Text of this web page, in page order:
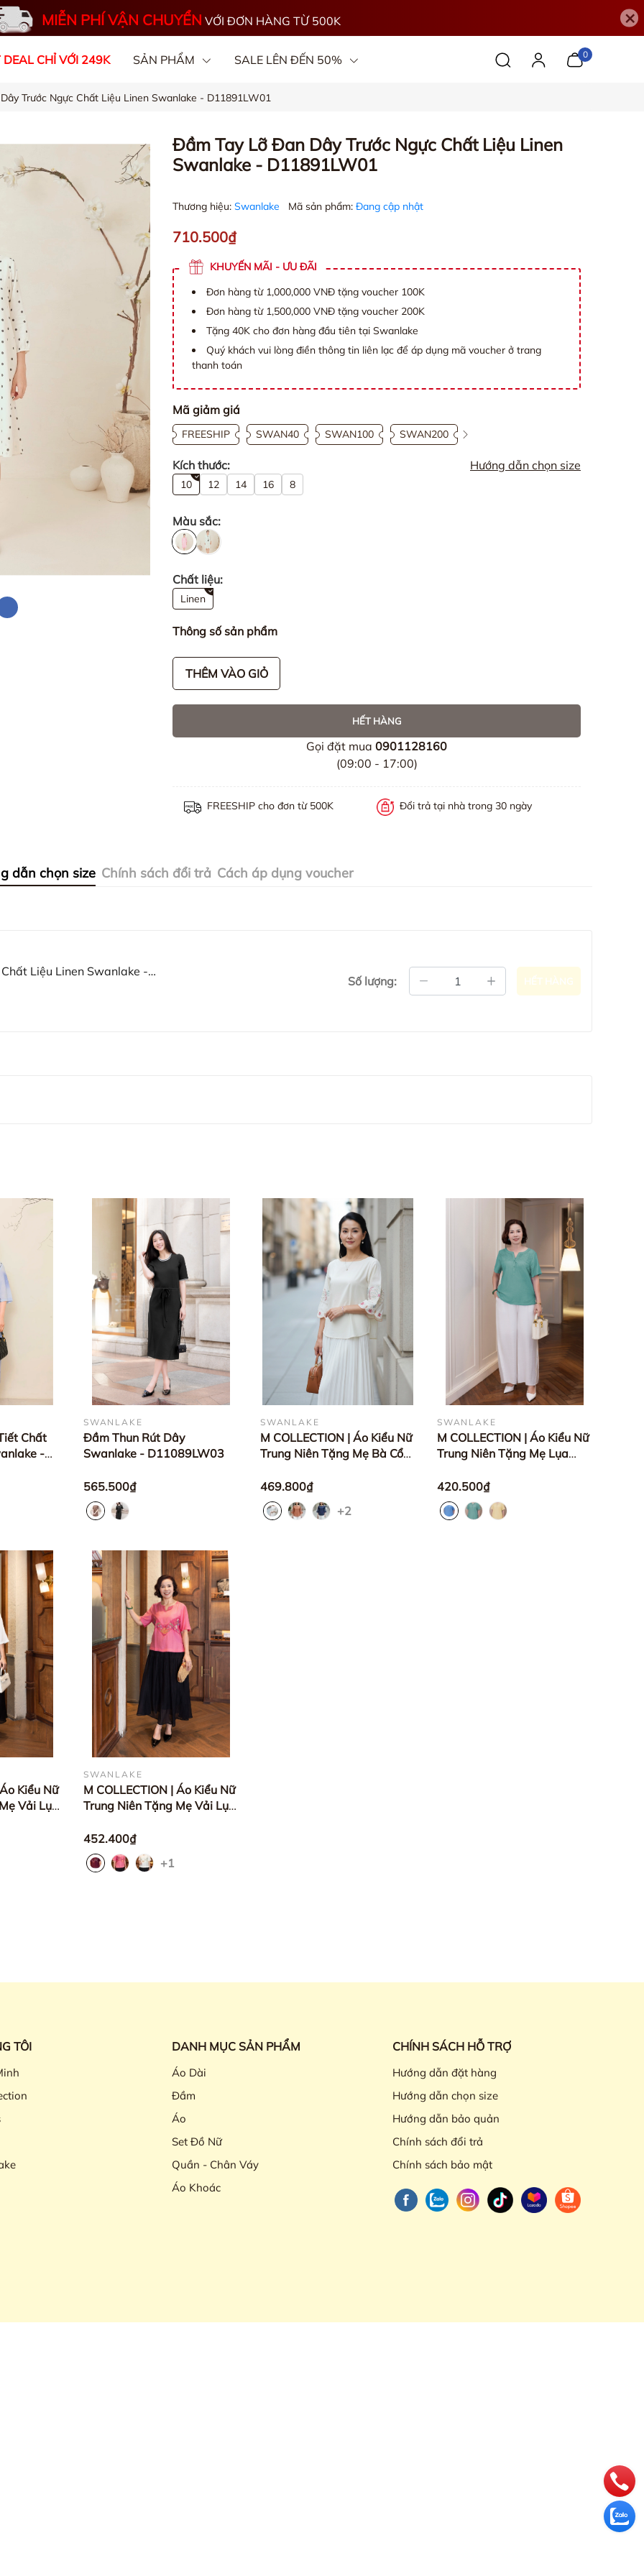
MIỄN PHÍ VẬN CHUYỂN VỚI ĐƠN HÀNG TỪ 500K ×
DEAL CHỈ VỚI 249K SẢN PHẨM SALE LÊN ĐẾN 50%
CHẤT VẢI
0
Trước Ngực Chất Liệu Linen Swanlake - D11891LW01
Đầm Tay Lỡ Đan Dây Trước Ngực Chất Liệu Linen
Swanlake - D11891LW01
Thương hiệu: Swanlake Mã sản phẩm: Đang cập nhật
710.500₫
KHUYẾN MÃI - ƯU ĐÃI
Đơn hàng từ 1,000,000 VNĐ tặng voucher 100K
Đơn hàng từ 1,500,000 VNĐ tặng voucher 200K
Tặng 40K cho đơn hàng đầu tiên tại Swanlake
Quý khách vui lòng điền thông tin liên lạc để áp dụng mã voucher ở trang
thanh toán
Mã giảm giá
FREESHIP SWAN40 SWAN100 SWAN200
Kích thước: Hướng dẫn chọn size
10 12 14 16 8
Màu sắc:
Chất liệu:
Linen
Thông số sản phẩm
THÊM VÀO GIỎ
HẾT HÀNG
Gọi đặt mua 0901128160
(09:00 - 17:00)
FREESHIP cho đơn từ 500K Đổi trả tại nhà trong 30 ngày
dẫn chọn size Chính sách đổi trả Cách áp dụng voucher
Liệu Linen Swanlake -
Số lượng: HẾT HÀNG
Chất
-
SWANLAKE
Đầm Thun Rút Dây
Swanlake - D11089LW03
565.500₫
SWANLAKE
M COLLECTION | Áo Kiểu Nữ
Trung Niên Tặng Mẹ Bà Cổ
Hoa Cao Cấp A12866
469.800₫
+2
SWANLAKE
M COLLECTION | Áo Kiểu Nữ
Trung Niên Tặng Mẹ Lụa
Cài Nút Tay Ngắn A10955
420.500₫
Kiểu Nữ
Vải Lụa
SWANLAKE
M COLLECTION | Áo Kiểu Nữ
Trung Niên Tặng Mẹ Vải Lụa
Áo Thanh Lịch
A12910LW01
452.400₫
+1
TÔI DANH MỤC SẢN PHẨM
Áo Dài
Đầm
Áo
Set Đồ Nữ
Quần - Chân Váy
Áo Khoác
CHÍNH SÁCH HỖ TRỢ
Hướng dẫn đặt hàng
Hướng dẫn chọn size
Hướng dẫn bảo quản
Chính sách đổi trả
Chính sách bảo mật